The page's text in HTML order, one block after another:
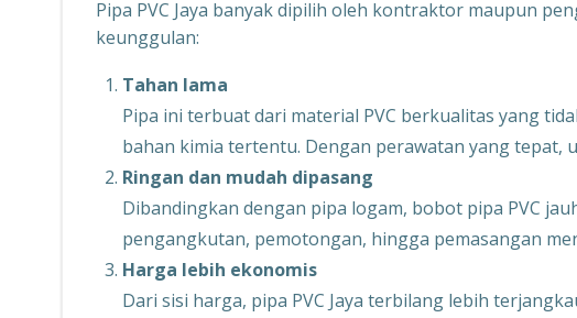
Pipa PVC Jaya banyak dipilih oleh kontraktor maupun
keunggulan:
Tahan lama
Pipa ini terbuat dari material PVC berkualitas yang
bahan kimia tertentu. Dengan perawatan yang tepat,
Ringan dan mudah dipasang
Dibandingkan dengan pipa logam, bobot pipa PVC
pengangkutan, pemotongan, hingga pemasangan
Harga lebih ekonomis
Dari sisi harga, pipa PVC Jaya terbilang lebih